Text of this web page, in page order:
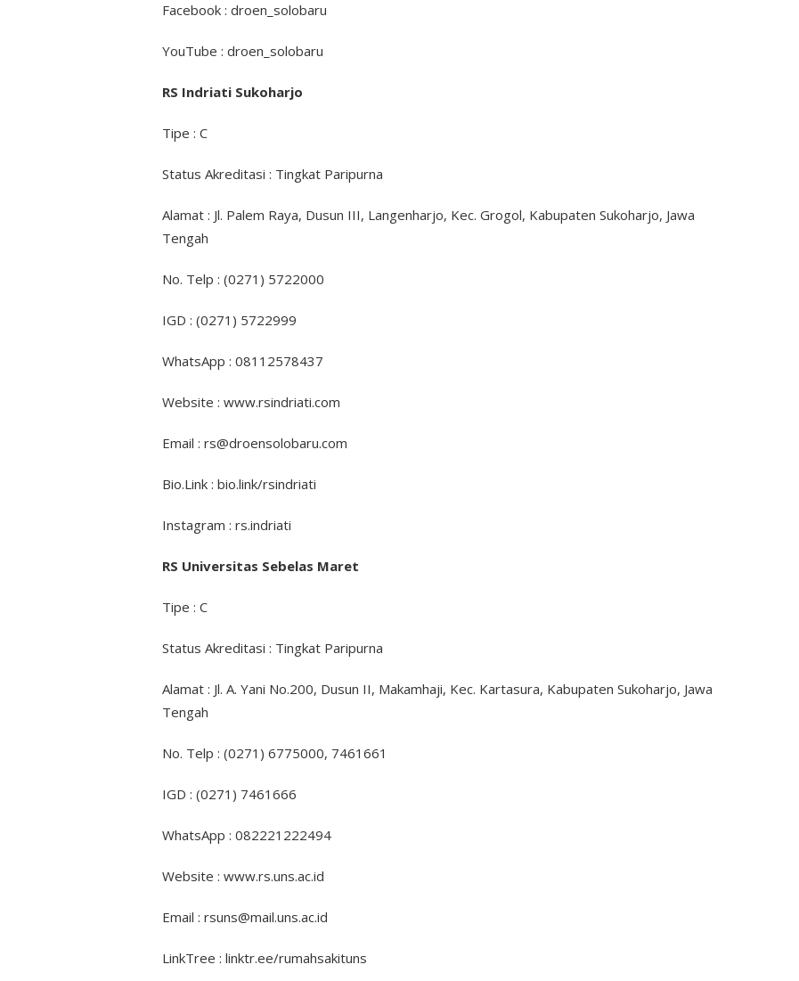
Facebook : droen_solobaru
YouTube : droen_solobaru
RS Indriati Sukoharjo
Tipe : C
Status Akreditasi : Tingkat Paripurna
Alamat : Jl. Palem Raya, Dusun III, Langenharjo, Kec. Grogol, Kabupaten Sukoharjo, Jawa
Tengah
No. Telp : (0271) 5722000
IGD : (0271) 5722999
WhatsApp : 08112578437
Website : www.rsindriati.com
Email : rs@droensolobaru.com
Bio.Link : bio.link/rsindriati
Instagram : rs.indriati
RS Universitas Sebelas Maret
Tipe : C
Status Akreditasi : Tingkat Paripurna
Alamat : Jl. A. Yani No.200, Dusun II, Makamhaji, Kec. Kartasura, Kabupaten Sukoharjo, Jawa
Tengah
No. Telp : (0271) 6775000, 7461661
IGD : (0271) 7461666
WhatsApp : 082221222494
Website : www.rs.uns.ac.id
Email : rsuns@mail.uns.ac.id
LinkTree : linktr.ee/rumahsakituns